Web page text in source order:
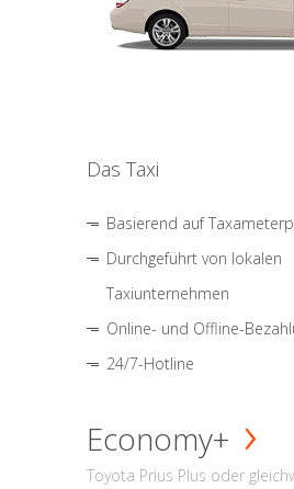
Das Taxi
Basierend auf
Durchgeführt von lokalen
Taxiunternehmen
Online- und Offline-
24/7-Hotline
Economy+
Toyota Prius Plus oder